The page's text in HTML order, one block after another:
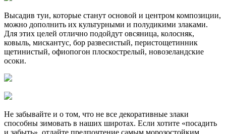
Высадив туи, которые станут основой и центром композиции,
можно дополнить их культурными и полудикими злаками.
Для этих целей отлично подойдут овсяница, колосняк,
ковыль, мискантус, бор развесистый, перистощетинник
щетинистый, офиопогон плоскострелый, новозеландские
осоки.
Не забывайте и о том, что не все декоративные злаки
способны зимовать в наших широтах. Если хотите «посадить